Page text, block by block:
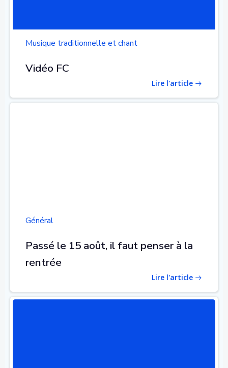
Musique traditionnelle et chant
Vidéo FC
Lire l'article
Général
Passé le 15 août, il faut penser à la
rentrée
Lire l'article